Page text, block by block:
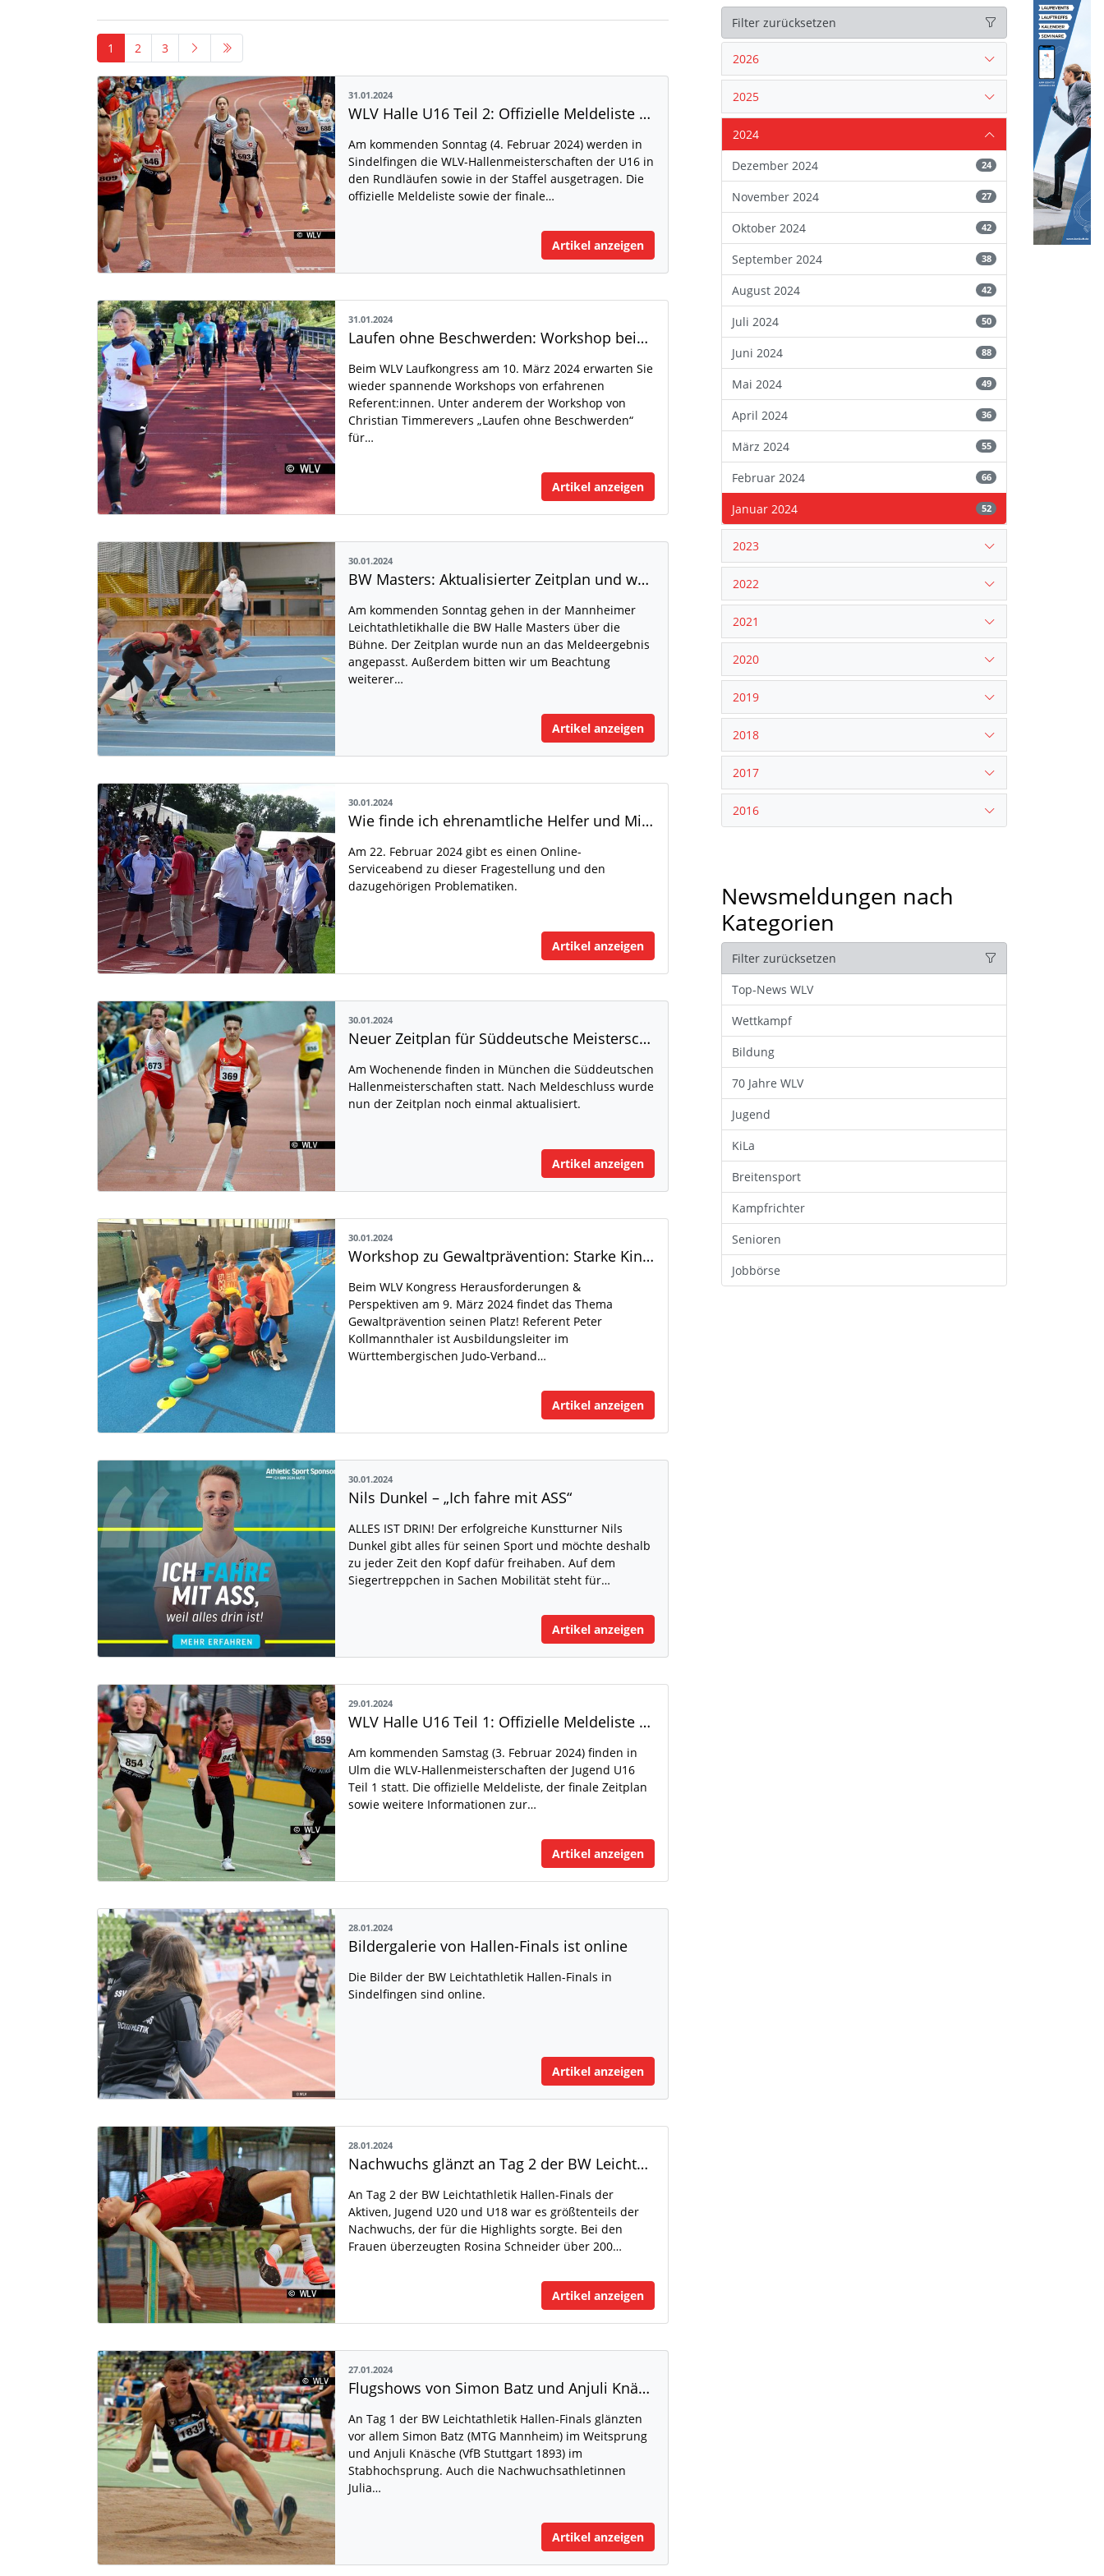
1 2 3
31.01.2024
WLV Halle U16 Teil 2: Offizielle Meldeliste und finaler Zeitplan veröffentlicht
Am kommenden Sonntag (4. Februar 2024) werden in
Sindelfingen die WLV-Hallenmeisterschaften der U16 in
den Rundläufen sowie in der Staffel ausgetragen. Die
offizielle Meldeliste sowie der finale…
Artikel anzeigen
31.01.2024
Laufen ohne Beschwerden: Workshop beim WLV Laufkongress 2024
Beim WLV Laufkongress am 10. März 2024 erwarten Sie
wieder spannende Workshops von erfahrenen
Referent:innen. Unter anderem der Workshop von
Christian Timmerevers „Laufen ohne Beschwerden“
für…
Artikel anzeigen
30.01.2024
BW Masters: Aktualisierter Zeitplan und weitere Infos
Am kommenden Sonntag gehen in der Mannheimer
Leichtathletikhalle die BW Halle Masters über die
Bühne. Der Zeitplan wurde nun an das Meldeergebnis
angepasst. Außerdem bitten wir um Beachtung
weiterer…
Artikel anzeigen
30.01.2024
Wie finde ich ehrenamtliche Helfer und Mitglieder?
Am 22. Februar 2024 gibt es einen Online-
Serviceabend zu dieser Fragestellung und den
dazugehörigen Problematiken.
Artikel anzeigen
30.01.2024
Neuer Zeitplan für Süddeutsche Meisterschaften veröffentlicht
Am Wochenende finden in München die Süddeutschen
Hallenmeisterschaften statt. Nach Meldeschluss wurde
nun der Zeitplan noch einmal aktualisiert.
Artikel anzeigen
30.01.2024
Workshop zu Gewaltprävention: Starke Kinder, selbstsichere Jugendliche
Beim WLV Kongress Herausforderungen &
Perspektiven am 9. März 2024 findet das Thema
Gewaltprävention seinen Platz! Referent Peter
Kollmannthaler ist Ausbildungsleiter im
Württembergischen Judo-Verband…
Artikel anzeigen
30.01.2024
Nils Dunkel – „Ich fahre mit ASS“
ALLES IST DRIN! Der erfolgreiche Kunstturner Nils
Dunkel gibt alles für seinen Sport und möchte deshalb
zu jeder Zeit den Kopf dafür freihaben. Auf dem
Siegertreppchen in Sachen Mobilität steht für…
Artikel anzeigen
29.01.2024
WLV Halle U16 Teil 1: Offizielle Meldeliste und finaler Zeitplan veröffentlicht
Am kommenden Samstag (3. Februar 2024) finden in
Ulm die WLV-Hallenmeisterschaften der Jugend U16
Teil 1 statt. Die offizielle Meldeliste, der finale Zeitplan
sowie weitere Informationen zur…
Artikel anzeigen
28.01.2024
Bildergalerie von Hallen-Finals ist online
Die Bilder der BW Leichtathletik Hallen-Finals in
Sindelfingen sind online.
Artikel anzeigen
28.01.2024
Nachwuchs glänzt an Tag 2 der BW Leichtathletik Hallen-Finals
An Tag 2 der BW Leichtathletik Hallen-Finals der
Aktiven, Jugend U20 und U18 war es größtenteils der
Nachwuchs, der für die Highlights sorgte. Bei den
Frauen überzeugten Rosina Schneider über 200…
Artikel anzeigen
27.01.2024
Flugshows von Simon Batz und Anjuli Knäsche an Tag 1 der BWLA Hallen-Finals
An Tag 1 der BW Leichtathletik Hallen-Finals glänzten
vor allem Simon Batz (MTG Mannheim) im Weitsprung
und Anjuli Knäsche (VfB Stuttgart 1893) im
Stabhochsprung. Auch die Nachwuchsathletinnen
Julia…
Artikel anzeigen
Filter zurücksetzen
2026
2025
2024
Dezember 2024
24
November 2024 27
Oktober 2024 42
September 2024 38
August 2024 42
Juli 2024 50
Juni 2024 88
Mai 2024 49
April 2024 36
März 2024 55
Februar 2024 66
Januar 2024 52
2023
2022
2021
2020
2019
2018
2017
2016
Newsmeldungen nach
Kategorien
Filter zurücksetzen
Top-News WLV
Wettkampf
Bildung
70 Jahre WLV
Jugend
KiLa
Breitensport
Kampfrichter
Senioren
Jobbörse